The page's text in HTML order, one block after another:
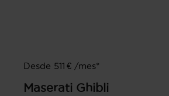
Desde 511 € /mes*
Maserati Ghibli